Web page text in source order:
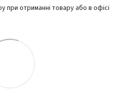
при отриманні товару або в офісі